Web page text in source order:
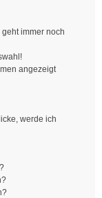
immer noch
angezeigt
werde ich